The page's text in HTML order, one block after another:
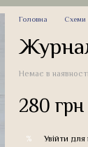
Головна
Немає в наявності
280 грн
% Увійти для